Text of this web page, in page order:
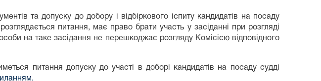
та допуску до добору і відбіркового іспиту кандидатів на посаду
питання, має право брати участь у засіданні при розгляді
на таке засідання не перешкоджає розгляду Комісією відповідного
питання допуску до участі в доборі кандидатів на посаду судді